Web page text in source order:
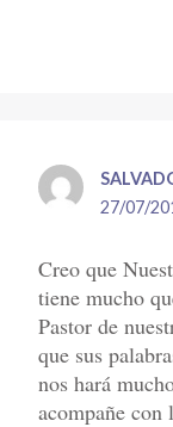
27/07/
Creo que
tiene mucho
Pastor de
que sus
nos hará
acompañe